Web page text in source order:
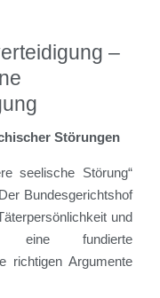
–
Störungen
seelische Störung“
Bundesgerichtshof
und
eine fundierte
richtigen Argumente